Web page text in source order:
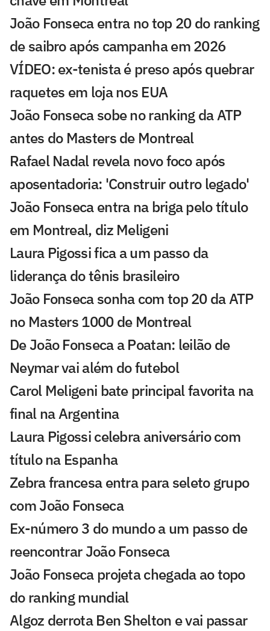
João Fonseca entra no top 20 do ranking
de saibro após campanha em 2026
VÍDEO: ex-tenista é preso após quebrar
raquetes em loja nos EUA
João Fonseca sobe no ranking da ATP
antes do Masters de Montreal
Rafael Nadal revela novo foco após
aposentadoria: 'Construir outro legado'
João Fonseca entra na briga pelo título
em Montreal, diz Meligeni
Laura Pigossi fica a um passo da
liderança do tênis brasileiro
João Fonseca sonha com top 20 da ATP
no Masters 1000 de Montreal
De João Fonseca a Poatan: leilão de
Neymar vai além do futebol
Carol Meligeni bate principal favorita na
final na Argentina
Laura Pigossi celebra aniversário com
título na Espanha
Zebra francesa entra para seleto grupo
com João Fonseca
Ex-número 3 do mundo a um passo de
reencontrar João Fonseca
João Fonseca projeta chegada ao topo
do ranking mundial
Algoz derrota Ben Shelton e vai passar